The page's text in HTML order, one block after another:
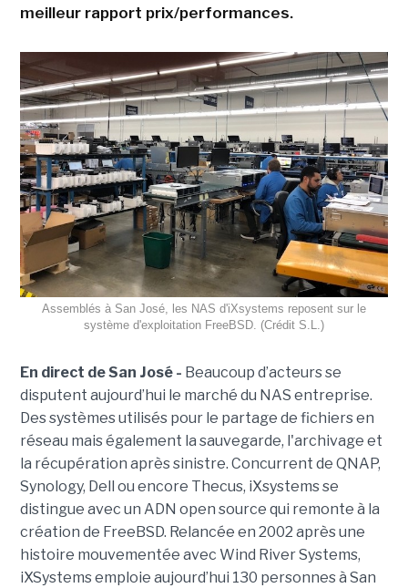
meilleur rapport prix/performances.
Assemblés à San José, les NAS d'iXsystems reposent sur le
système d'exploitation FreeBSD. (Crédit S.L.)
En direct de San José - Beaucoup d’acteurs se
disputent aujourd’hui le marché du NAS entreprise.
Des systèmes utilisés pour le partage de fichiers en
réseau mais également la sauvegarde, l'archivage et
la récupération après sinistre. Concurrent de QNAP,
Synology, Dell ou encore Thecus, iXsystems se
distingue avec un ADN open source qui remonte à la
création de FreeBSD. Relancée en 2002 après une
histoire mouvementée avec Wind River Systems,
iXSystems emploie aujourd’hui 130 personnes à San